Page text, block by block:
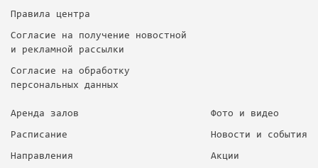
Правила центра
Согласие на получение новостной
и рекламной рассылки
Согласие на обработку
персональных данных
Аренда залов
Расписание
Направления
Фото и видео
Новости и события
Акции